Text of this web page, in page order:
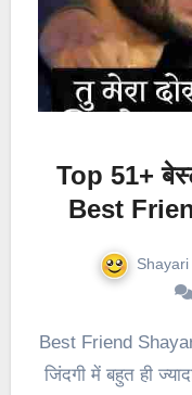
Top 51+
Best
Shayari
Best Friend Shayari In Hindi 2 Line – कुछ दोस्त हमारी
जिंदगी में बहुत ही